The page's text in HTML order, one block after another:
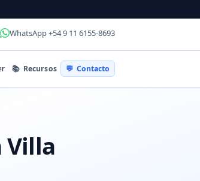
WhatsApp +54 9 11 6155-8693
📚 Recursos 💬 Contacto
Villa